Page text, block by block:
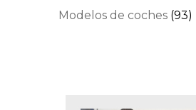
Modelos de coches (93)